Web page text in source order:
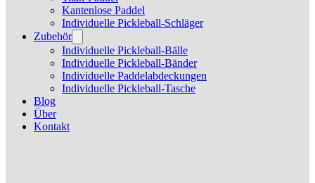
Kantenlose Paddel
Individuelle Pickleball-Schläger
Zubehör
Individuelle Pickleball-Bälle
Individuelle Pickleball-Bänder
Individuelle Paddelabdeckungen
Individuelle Pickleball-Tasche
Blog
Über
Kontakt